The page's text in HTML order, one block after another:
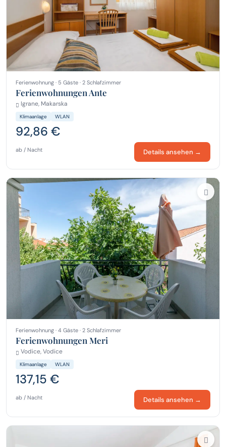
Ferienwohnung · 5 Gäste · 2 Schlafzimmer
Ferienwohnungen Ante
Igrane, Makarska
Klimaanlage WLAN
92,86 €
ab / Nacht Details ansehen →
Ferienwohnung · 4 Gäste · 2 Schlafzimmer
Ferienwohnungen Meri
Vodice, Vodice
Klimaanlage WLAN
137,15 €
ab / Nacht Details ansehen →